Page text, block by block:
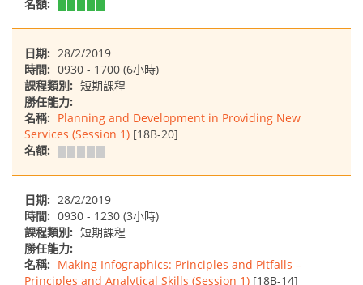
名額:
日期: 28/2/2019
時間: 0930 - 1700 (6小時)
課程類別: 短期課程
勝任能力:
名稱: Planning and Development in Providing New
Services (Session 1) [18B-20]
名額:
日期: 28/2/2019
時間: 0930 - 1230 (3小時)
課程類別: 短期課程
勝任能力:
名稱: Making Infographics: Principles and Pitfalls –
Principles and Analytical Skills (Session 1) [18B-14]